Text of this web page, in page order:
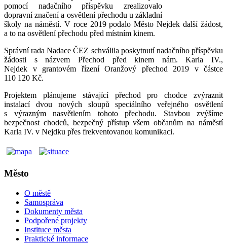
pomocí nadačního příspěvku zrealizovalo
dopravní značení a osvětlení přechodu u základní
školy na náměstí. V roce 2019 podalo Město Nejdek další žádost,
a to na osvětlení přechodu před místním kinem.
Správní rada Nadace ČEZ schválila poskytnutí nadačního příspěvku
žádosti s názvem Přechod před kinem nám. Karla IV.,
Nejdek v grantovém řízení Oranžový přechod 2019 v částce
110 120 Kč.
Projektem plánujeme stávající přechod pro chodce zvýraznit
instalací dvou nových sloupů speciálního veřejného osvětlení
s výrazným nasvětlením tohoto přechodu. Stavbou zvýšíme
bezpečnost chodců, bezpečný přístup všem občanům na náměstí
Karla IV. v Nejdku přes frekventovanou komunikaci.
Město
O městě
Samospráva
Dokumenty města
Podpořené projekty
Instituce města
Praktické informace